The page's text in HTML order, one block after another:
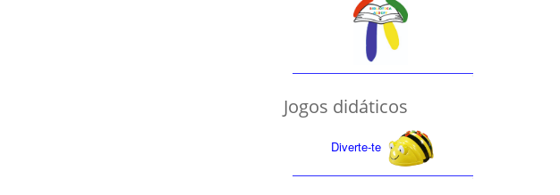
Jogos didáticos
Diverte-te